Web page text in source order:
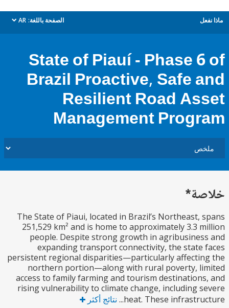
الصفحة باللغة: AR
dropdown
State of Piauí - Phase
Brazil Proactive, Safe
Resilient Road
Management
The State of Piaui, located in Brazil’s Northeast,
251,529 km² and is home to approximately 3.3
people. Despite strong growth in
expanding transport connectivity, the state
persistent regional disparities—particularly
northern portion—along with rural poverty,
access to family farming and tourism
rising vulnerability to climate change, including
heat. These نتائج أكثر